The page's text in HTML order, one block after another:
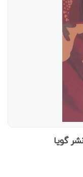
گویا